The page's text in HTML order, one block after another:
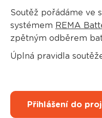
Soutěž pořádáme ve
systémem REMA
zpětným odběrem
Úplná pravidla
Přihlášení do